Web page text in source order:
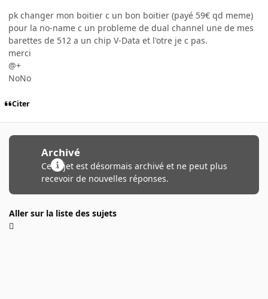
pk changer mon boitier c un bon boitier (payé 59€ qd meme)
pour la no-name c un probleme de dual channel une de mes
barettes de 512 a un chip V-Data et l'otre je c pas.
merci
@+
NoNo
Citer
Archivé
Ce sujet est désormais archivé et ne peut plus
recevoir de nouvelles réponses.
Aller sur la liste des sujets